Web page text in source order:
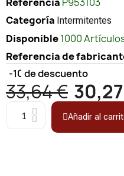
Categoría Intermitentes
Disponible1000
Referencia de
-10%de descuento
33,64 €
Añadir al